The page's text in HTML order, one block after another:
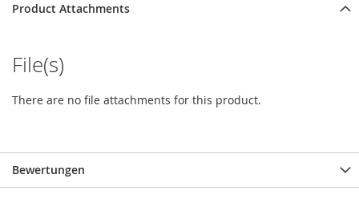
Product Attachments
File(s)
There are no file attachments for this product.
Bewertungen